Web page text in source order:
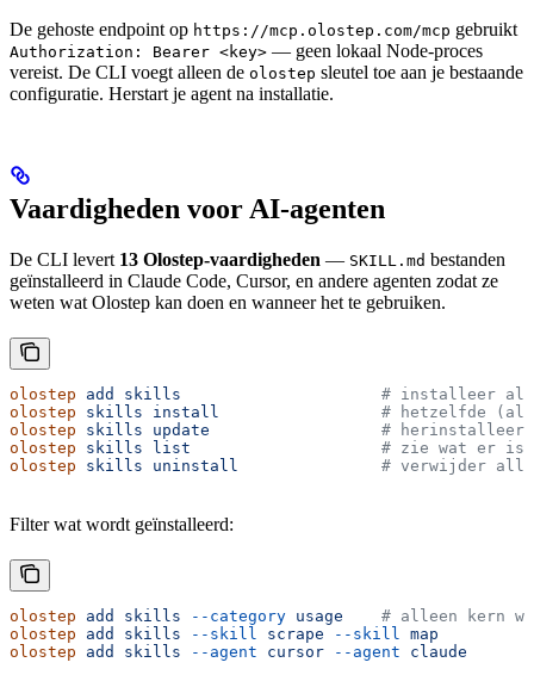
De gehoste endpoint op https://mcp.olostep.com/mcp gebruikt
Authorization: Bearer <key> — geen lokaal Node-proces
vereist. De CLI voegt alleen de olostep sleutel toe aan je bestaande
configuratie. Herstart je agent na installatie.
Vaardigheden voor AI-agenten
De CLI levert 13 Olostep-vaardigheden — SKILL.md bestanden
geïnstalleerd in Claude Code, Cursor, en andere agenten zodat ze
weten wat Olostep kan doen en wanneer het te gebruiken.
olostep add skills
# installeer
olostep skills install
# hetzelfde
olostep skills update
# herinstalleer
olostep skills list
# zie wat er is
olostep skills uninstall
# verwijder
Filter wat wordt geïnstalleerd:
olostep add skills --category usage
# alleen kern
olostep add skills --skill scrape --skill map
olostep add skills --agent cursor --agent claude